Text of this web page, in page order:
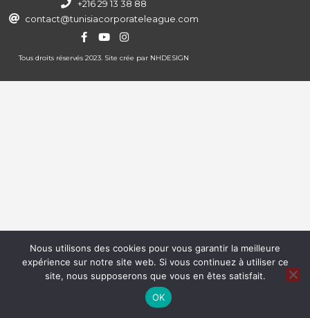
+216 29 13 38 88
contact@tunisiacorporateleague.com
Tous droits réservés 2023. Site crée par NHDESIGN
Nous utilisons des cookies pour vous garantir la meilleure
expérience sur notre site web. Si vous continuez à utiliser ce
site, nous supposerons que vous en êtes satisfait.
OK